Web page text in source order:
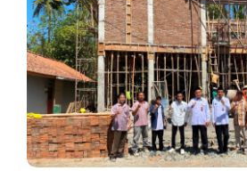
No Comments